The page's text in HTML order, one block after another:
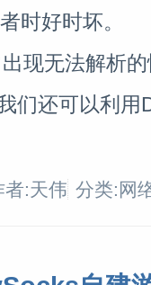
者时好时坏
现无法解析
们还可以利用
者:天伟 分类:网